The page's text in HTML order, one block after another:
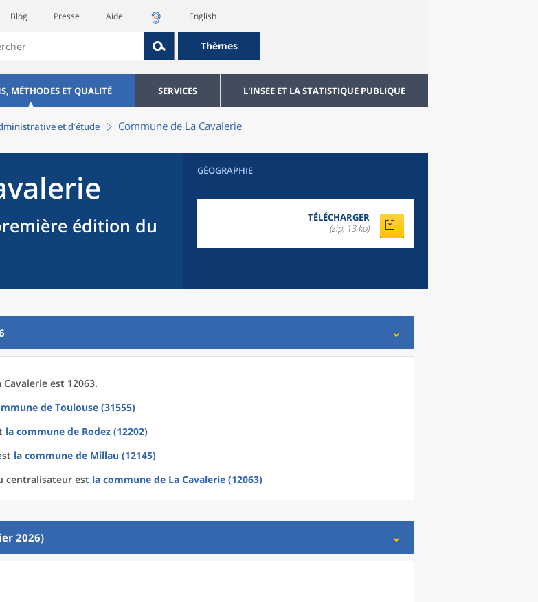
Blog Presse Aide English
Thèmes
MÉTHODES ET QUALITÉ SERVICES L'INSEE ET LA STATISTIQUE PUBLIQUE
et d’étude Commune de La Cavalerie
édition du
GÉOGRAPHIE
TÉLÉCHARGER
(zip, 13 ko)
Cavalerie est 12063.
de Toulouse (31555)
la commune de Rodez (12202)
la commune de Millau (12145)
centralisateur est la commune de La Cavalerie (12063)
2026)